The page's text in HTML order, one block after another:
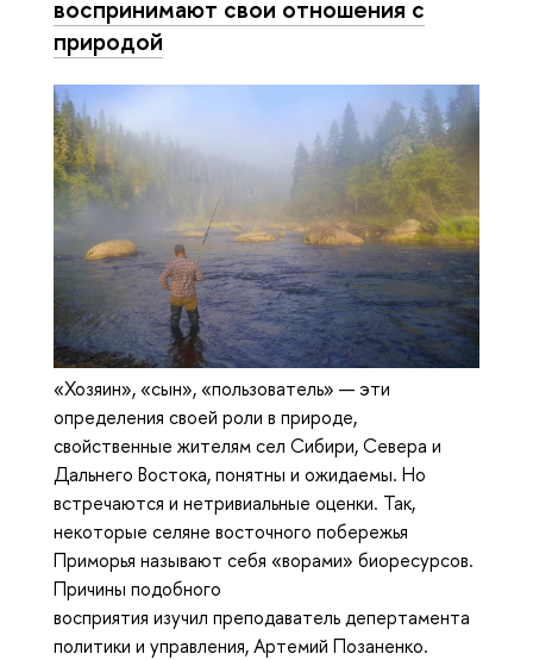
воспринимают свои отношения с
природой
«Хозяин», «сын», «пользователь» — эти
определения своей роли в природе,
свойственные жителям сел Сибири, Севера и
Дальнего Востока, понятны и ожидаемы. Но
встречаются и нетривиальные оценки. Так,
некоторые селяне восточного побережья
Приморья называют себя «ворами» биоресурсов.
Причины подобного
восприятия изучил преподаватель депертамента
политики и управления, Артемий Позаненко.